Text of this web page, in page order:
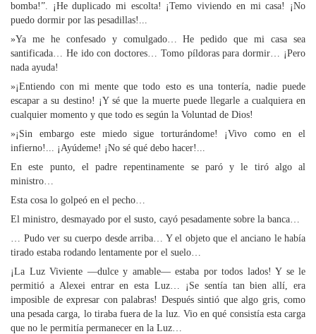
bomba!”. ¡He duplicado mi escolta! ¡Temo viviendo en mi casa! ¡No
puedo dormir por las pesadillas!...
»Ya me he confesado y comulgado… He pedido que mi casa sea
santificada… He ido con doctores… Tomo píldoras para dormir… ¡Pero
nada ayuda!
»¡Entiendo con mi mente que todo esto es una tontería, nadie puede
escapar a su destino! ¡Y sé que la muerte puede llegarle a cualquiera en
cualquier momento y que todo es según la Voluntad de Dios!
»¡Sin embargo este miedo sigue torturándome! ¡Vivo como en el
infierno!... ¡Ayúdeme! ¡No sé qué debo hacer!...
En este punto, el padre repentinamente se paró y le tiró algo al
ministro…
Esta cosa lo golpeó en el pecho…
El ministro, desmayado por el susto, cayó pesadamente sobre la banca…
… Pudo ver su cuerpo desde arriba… Y el objeto que el anciano le había
tirado estaba rodando lentamente por el suelo…
¡La Luz Viviente —dulce y amable— estaba por todos lados! Y se le
permitió a Alexei entrar en esta Luz… ¡Se sentía tan bien allí, era
imposible de expresar con palabras! Después sintió que algo gris, como
una pesada carga, lo tiraba fuera de la luz. Vio en qué consistía esta carga
que no le permitía permanecer en la Luz…